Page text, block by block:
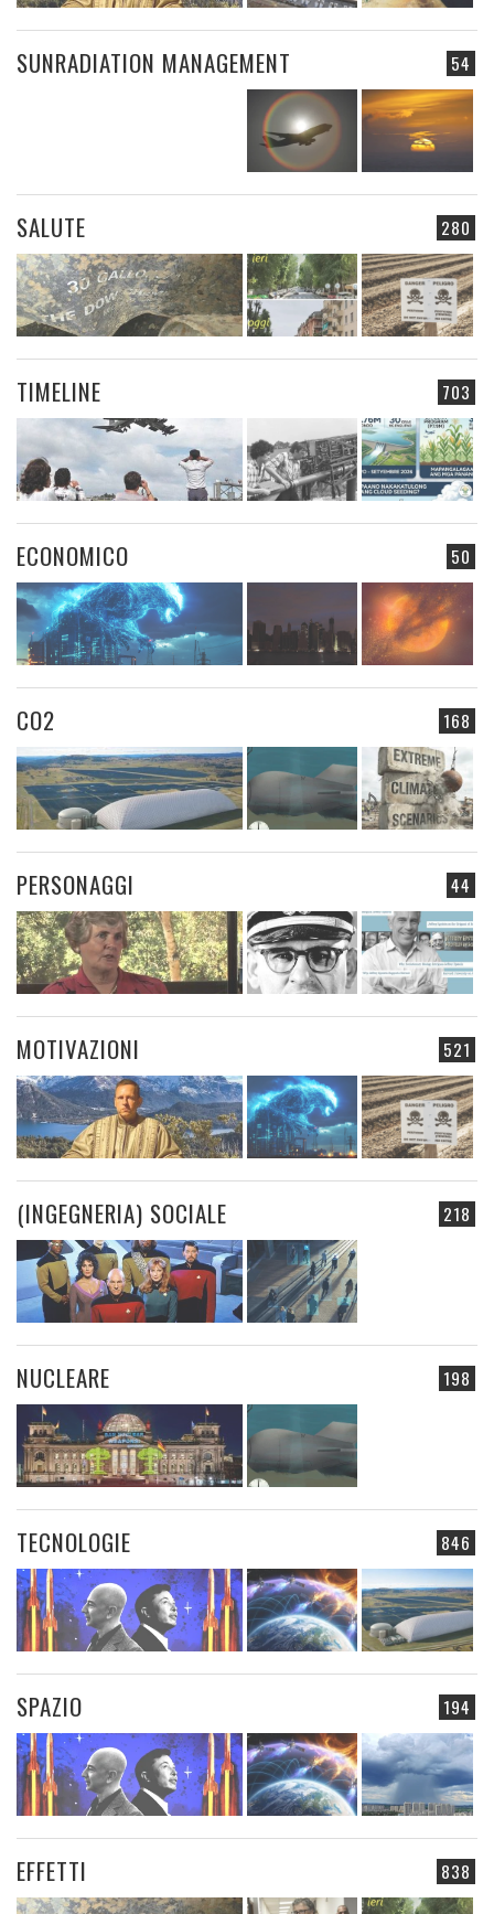
54
SUNRADIATION MANAGEMENT
280
SALUTE
703
TIMELINE
50
ECONOMICO
168
CO2
44
PERSONAGGI
521
MOTIVAZIONI
218
(INGEGNERIA) SOCIALE
198
NUCLEARE
846
TECNOLOGIE
194
SPAZIO
838
EFFETTI